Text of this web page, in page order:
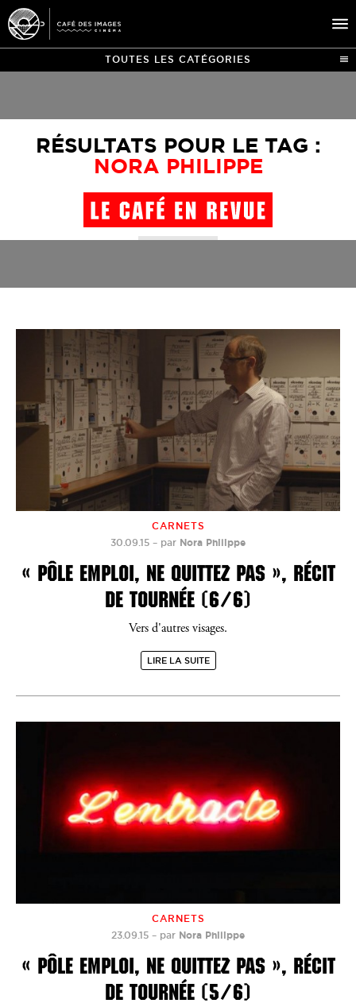
ÉVÉNEMENTS
CAFÉ DU CINÉ
ÉDUCATION AUX IMAGES
TOUTES LES CATÉGORIES
RÉSULTATS POUR LE TAG :
NORA PHILIPPE
CARNETS
30.09.15 – par Nora Philippe
« PÔLE EMPLOI, NE QUITTEZ PAS », RÉCIT
DE TOURNÉE (6/6)
Vers d'autres visages.
LIRE LA SUITE
CARNETS
23.09.15 – par Nora Philippe
« PÔLE EMPLOI, NE QUITTEZ PAS », RÉCIT
DE TOURNÉE (5/6)